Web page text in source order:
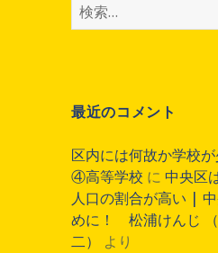
検
索
最近のコメント
区内には何故か学校が
④高等学校 に中央区
人口の割合が高い |
めに！ 松浦けんじ
二）
より